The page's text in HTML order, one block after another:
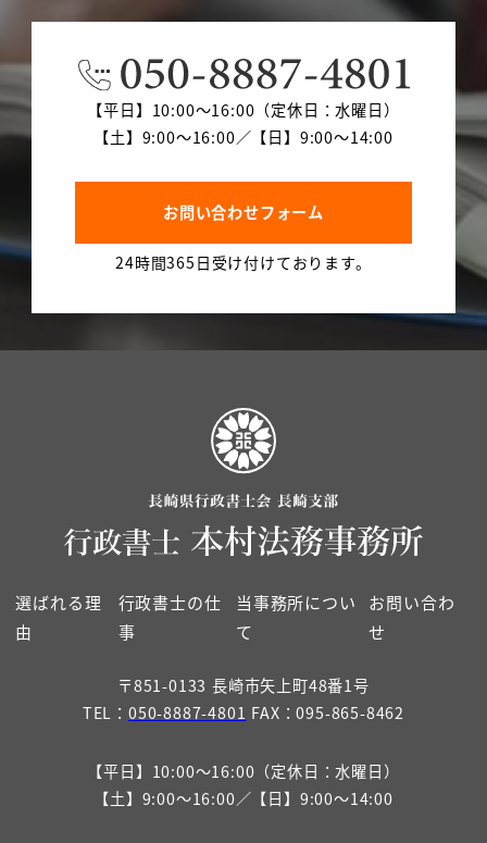
【平日】10:00～16:00（定休日：水曜日）
【土】9:00～16:00／【日】9:00～14:00
お問い合わせフォーム
24時間365日受け付けております。
選ばれる理
由
行政書士の仕
事
当事務所につい
て
お問い合わ
せ
〒851-0133 長崎市矢上町48番1号
TEL：050-8887-4801 FAX：095-865-8462
【平日】10:00～16:00（定休日：水曜日）
【土】9:00～16:00／【日】9:00～14:00